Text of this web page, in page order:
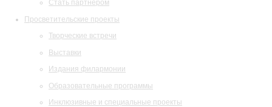
Стать партнером
Просветительские проекты
Творческие встречи
Выставки
Издания филармонии
Образовательные программы
Инклюзивные и специальные проекты